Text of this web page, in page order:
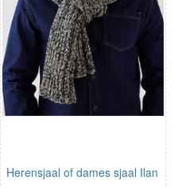
Herensjaal of dames sjaal Ilan